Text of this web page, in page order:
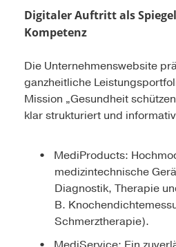
Digitaler Auftritt als
Kompetenz
Die Unternehmenswebsite
ganzheitliche
Mission „Gesundheit
klar strukturiert und
MediProducts:
medizintechnische
Diagnostik, Therapie
B.
Schmerztherapie).